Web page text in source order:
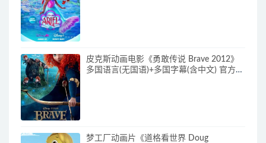
皮克斯动画电影《勇敢传说 Brave 2012》
多国语言(无国语)+多国字幕(含中文) 官方纯
梦工厂动画片《道格看世界 Doug